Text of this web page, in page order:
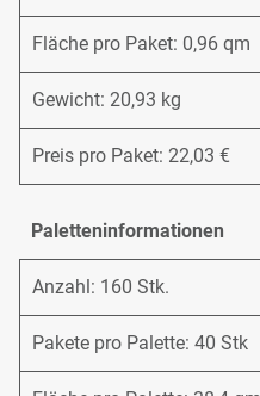
Fläche pro Paket: 0,96 qm
Gewicht: 20,93 kg
Preis pro Paket: 22,03 €
Paletteninformationen
Anzahl: 160 Stk.
Pakete pro Palette: 40 Stk